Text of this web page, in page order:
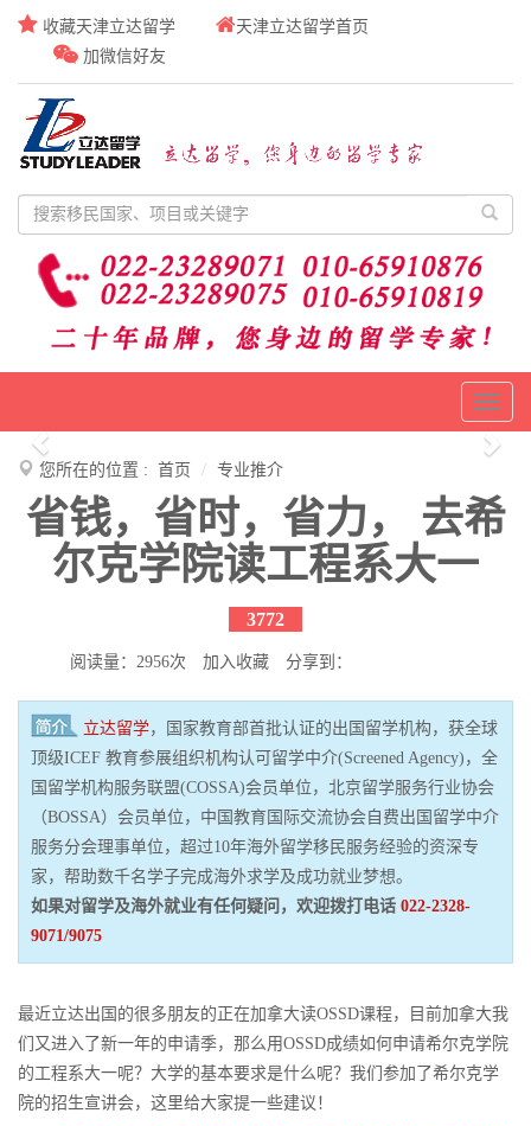
收藏天津立达留学
天津立达留学首页
加微信好友
Toggle
Previous
您所在的位置 : 首页 专业推介
省钱，省时，省力， 去希
尔克学院读工程系大一
3772
阅读量：2956次 加入收藏 分享到：
立达留学，国家教育部首批认证的出国留学机构，获全球
顶级ICEF 教育参展组织机构认可留学中介(Screened Agency)，全
国留学机构服务联盟(COSSA)会员单位，北京留学服务行业协会
（BOSSA）会员单位，中国教育国际交流协会自费出国留学中介
服务分会理事单位，超过10年海外留学移民服务经验的资深专
家，帮助数千名学子完成海外求学及成功就业梦想。
如果对留学及海外就业有任何疑问，欢迎拨打电话 022-2328-
9071/9075
最近立达出国的很多朋友的正在加拿大读OSSD课程，目前加拿大我
们又进入了新一年的申请季，那么用OSSD成绩如何申请希尔克学院
的工程系大一呢？大学的基本要求是什么呢？我们参加了希尔克学
院的招生宣讲会，这里给大家提一些建议！